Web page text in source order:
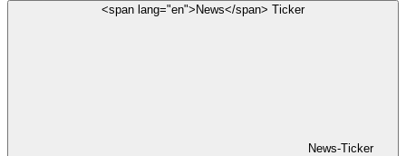
<span lang="en">News</span> Ticker
News-Ticker